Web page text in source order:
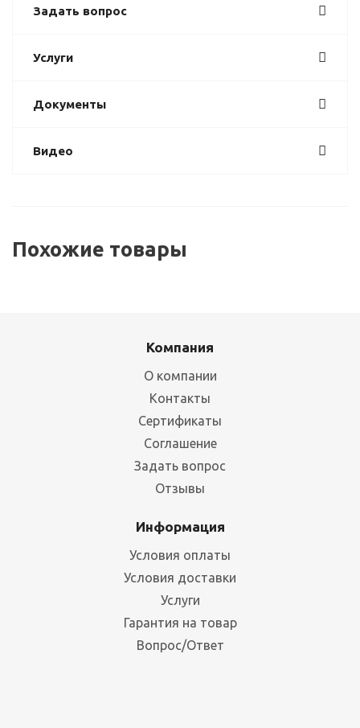
Задать вопрос
Услуги
Документы
Видео
Похожие товары
Компания
О компании
Контакты
Сертификаты
Соглашение
Задать вопрос
Отзывы
Информация
Условия оплаты
Условия доставки
Услуги
Гарантия на товар
Вопрос/Ответ